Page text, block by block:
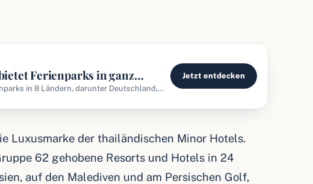
Ferienparks in ganz
Chalets
in 8 Ländern, darunter Deutschland,
Jetzt entdecken
Luxusmarke der thailändischen Minor Hotels.
62 gehobene Resorts und Hotels in 24
auf den Malediven und am Persischen Golf,